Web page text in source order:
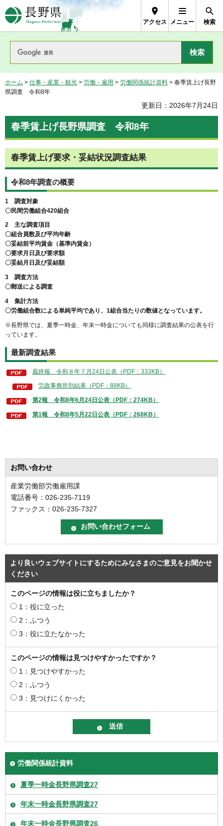
長野県Nagano Prefecture
アクセス メニュー 検索
ホーム > 仕事・産業・観光 > 労働・雇用 > 労働関係統計資料 > 春季賃上げ長野
県調査 令和8年
更新日：2026年7月24日
春季賃上げ長野県調査 令和8年
春季賃上げ要求・妥結状況調査結果
令和8年調査の概要
1 調査対象
〇民間労働組合420組合
2 主な調査項目
〇組合員数及び平均年齢
〇妥結前平均賃金（基準内賃金）
〇要求月日及び要求額
〇妥結月日及び妥結額
3 調査方法
〇郵送による調査
4 集計方法
〇労働組合数による単純平均であり、1組合当たりの数値となっています。
※長野県では、夏季一時金、年末一時金についても同様に調査結果の公表を行
っています。
最新調査結果
最終報 令和８年７月24日公表（PDF：333KB）
労政事務所別結果（PDF：88KB）
第2報 令和8年6月24日公表（PDF：274KB）
第1報 令和8年5月22日公表（PDF：268KB）
お問い合わせ
産業労働部労働雇用課
電話番号：026-235-7119
ファックス：026-235-7327
より良いウェブサイトにするためにみなさまのご意見をお聞かせ
ください
このページの情報は役に立ちましたか？
1：役に立った
2：ふつう
3：役に立たなかった
このページの情報は見つけやすかったですか？
1：見つけやすかった
2：ふつう
3：見つけにくかった
労働関係統計資料
夏季一時金長野県調査27
年末一時金長野県調査27
年末一時金長野県調査26